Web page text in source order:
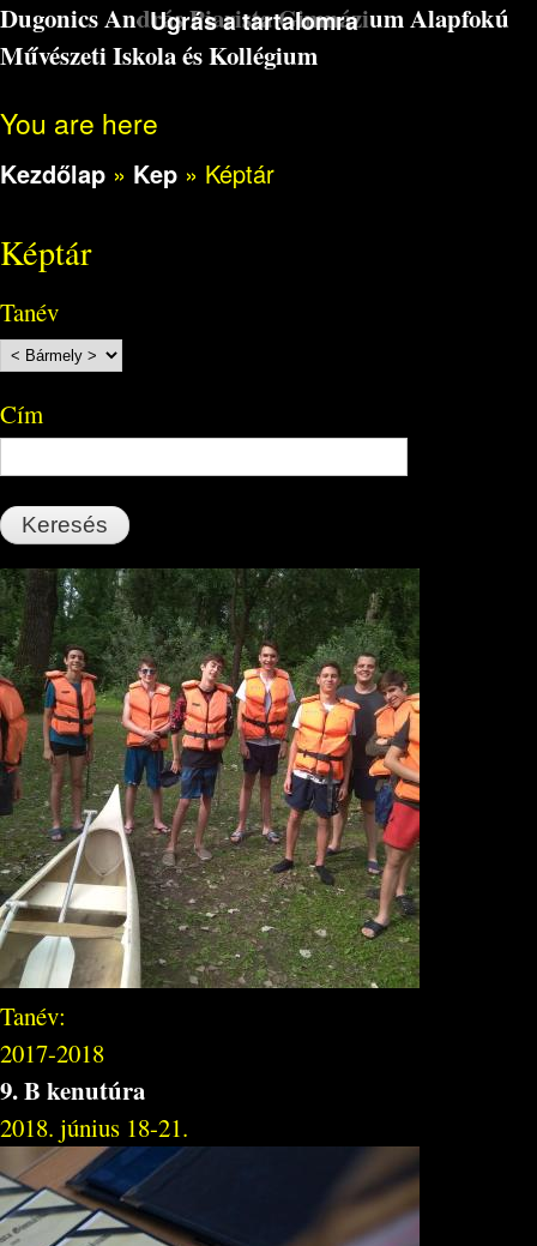
Ugrás a tartalomra
Dugonics András Piarista Gimnázium Alapfokú
Művészeti Iskola és Kollégium
You are here
Kezdőlap » Kep » Képtár
Képtár
Tanév
Cím
Tanév:
2017-2018
9. B kenutúra
2018. június 18-21.